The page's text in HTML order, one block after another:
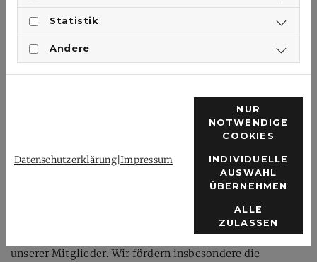
Trainerausbildung
Rechtliches
Der Verband
Badmintonabteilungen vertreten wir die Interessen
unserer Mitglieder. Wir fördern insbesondere die
Statistik
Andere
Datenschutzerklärung|Impressum
NUR
NOTWENDIGE
COOKIES
INDIVIDUELLE
AUSWAHL
ÜBERNEHMEN
ALLE
ZULASSEN